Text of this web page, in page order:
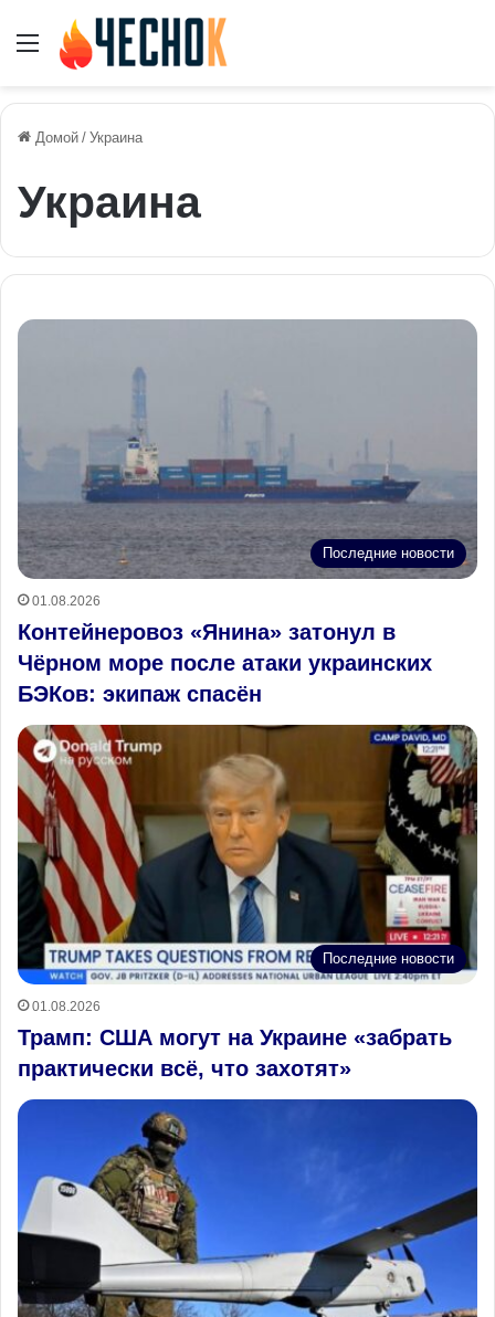
Меню
Домой / Украина
Украина
Последние новости
01.08.2026
Контейнеровоз «Янина» затонул в
Чёрном море после атаки украинских
БЭКов: экипаж спасён
Последние новости
01.08.2026
Трамп: США могут на Украине «забрать
практически всё, что захотят»